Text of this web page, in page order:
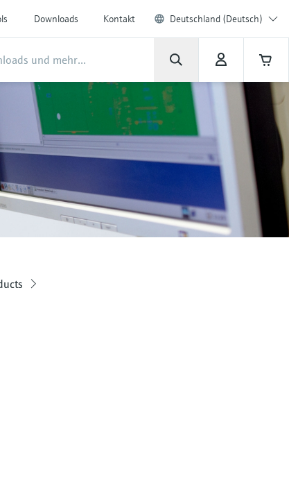
Downloads Kontakt Deutschland (Deutsch)